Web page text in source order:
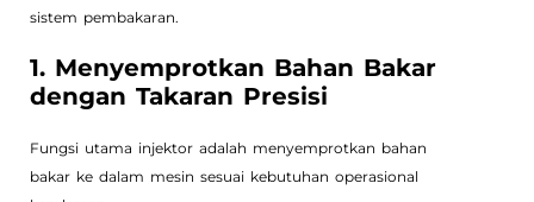
sistem pembakaran.
1. Menyemprotkan Bahan Bakar
dengan Takaran Presisi
Fungsi utama injektor adalah menyemprotkan bahan
bakar ke dalam mesin sesuai kebutuhan operasional